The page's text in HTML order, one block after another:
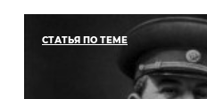
СТАТЬЯ ПО ТЕМЕ